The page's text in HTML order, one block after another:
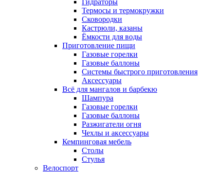
Термосы и термокружки
Сковородки
Кастрюли, казаны
Ёмкости для воды
Приготовление пищи
Газовые горелки
Газовые баллоны
Системы быстрого приготовления
Аксессуары
Всё для мангалов и барбекю
Шампура
Газовые горелки
Газовые баллоны
Разжигатели огня
Чехлы и аксессуары
Кемпинговая мебель
Столы
Стулья
Велоспорт